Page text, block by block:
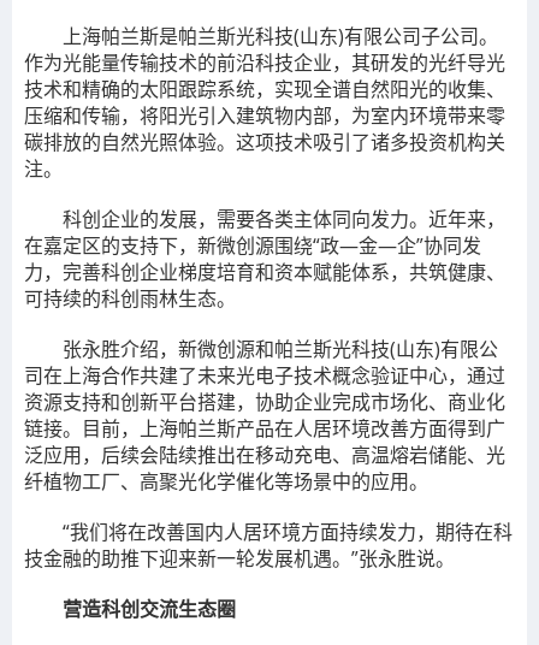
上海帕兰斯是帕兰斯光科技(山东)有限公司子公司。
作为光能量传输技术的前沿科技企业，其研发的光纤导光
技术和精确的太阳跟踪系统，实现全谱自然阳光的收集、
压缩和传输，将阳光引入建筑物内部，为室内环境带来零
碳排放的自然光照体验。这项技术吸引了诸多投资机构关
注。
科创企业的发展，需要各类主体同向发力。近年来，
在嘉定区的支持下，新微创源围绕“政—金—企”协同发
力，完善科创企业梯度培育和资本赋能体系，共筑健康、
可持续的科创雨林生态。
张永胜介绍，新微创源和帕兰斯光科技(山东)有限公
司在上海合作共建了未来光电子技术概念验证中心，通过
资源支持和创新平台搭建，协助企业完成市场化、商业化
链接。目前，上海帕兰斯产品在人居环境改善方面得到广
泛应用，后续会陆续推出在移动充电、高温熔岩储能、光
纤植物工厂、高聚光化学催化等场景中的应用。
“我们将在改善国内人居环境方面持续发力，期待在科
技金融的助推下迎来新一轮发展机遇。”张永胜说。
营造科创交流生态圈